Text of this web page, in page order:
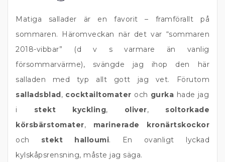
Matiga sallader är en favorit – framförallt på
sommaren. Häromveckan när det var “sommaren
2018-vibbar” (d v s varmare än vanlig
försommarvärme), svängde jag ihop den här
salladen med typ allt gott jag vet. Förutom
salladsblad, cocktailtomater och gurka hade jag
i stekt kyckling, oliver, soltorkade
körsbärstomater, marinerade kronärtskockor
och stekt halloumi. En ovanligt lyckad
kylskåpsrensning, måste jag säga.